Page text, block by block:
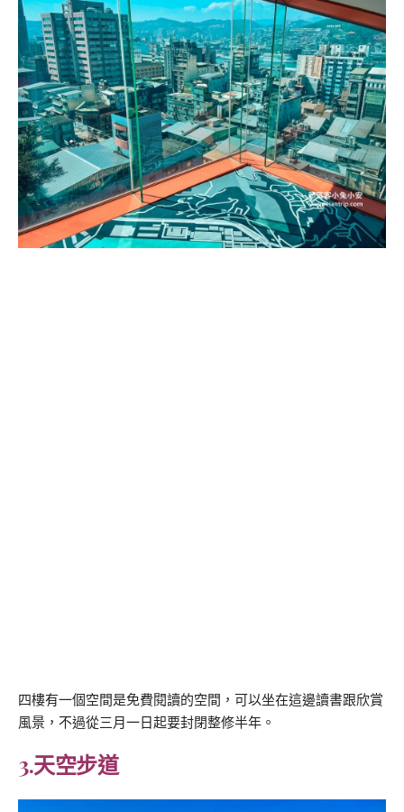
四樓有一個空間是免費閱讀的空間，可以坐在這邊讀書跟欣賞
風景，不過從三月一日起要封閉整修半年。
3.天空步道